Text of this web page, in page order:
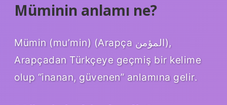
Müminin anlamı ne?
Mümin (mu’min) (Arapça المؤمن),
Arapçadan Türkçeye geçmiş bir kelime
olup “inanan, güvenen” anlamına gelir.